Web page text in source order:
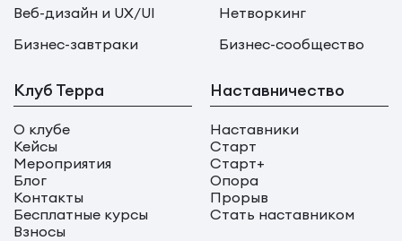
Веб-дизайн и UX/UI
Нетворкинг
Бизнес-завтраки
Бизнес-сообщество
Клуб Терра
О клубе
Кейсы
Мероприятия
Блог
Контакты
Бесплатные курсы
Взносы
Наставничество
Наставники
Старт
Старт+
Опора
Прорыв
Стать наставником